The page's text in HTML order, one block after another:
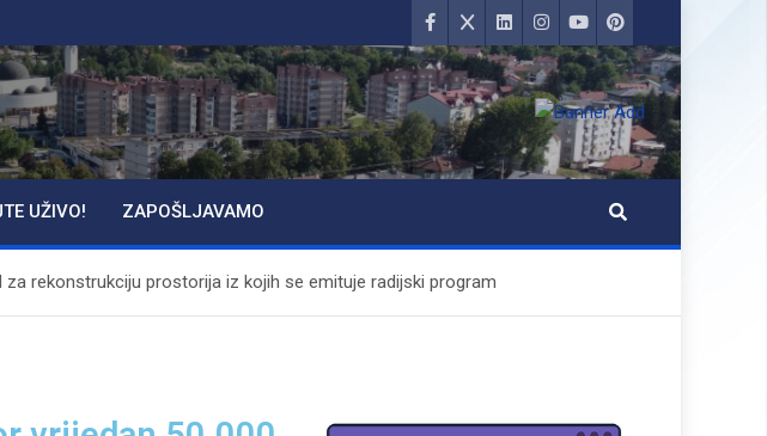
UŽIVO! ZAPOŠLJAVAMO
rekonstrukciju prostorija iz kojih se emituje radijski program